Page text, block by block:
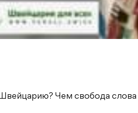
Чем свобода слова